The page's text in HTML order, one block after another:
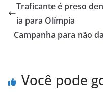
Traficante é preso
ia para Olímpia
Campanha para não
Você pode